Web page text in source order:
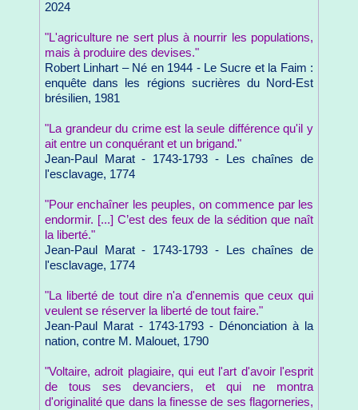
2024
"L'agriculture ne sert plus à nourrir les populations,
mais à produire des devises."
Robert Linhart – Né en 1944 - Le Sucre et la Faim :
enquête dans les régions sucrières du Nord-Est
brésilien, 1981
"La grandeur du crime est la seule différence qu'il y
ait entre un conquérant et un brigand."
Jean-Paul Marat - 1743-1793 - Les chaînes de
l'esclavage, 1774
"Pour enchaîner les peuples, on commence par les
endormir. [...] C’est des feux de la sédition que naît
la liberté."
Jean-Paul Marat - 1743-1793 - Les chaînes de
l'esclavage, 1774
"La liberté de tout dire n'a d'ennemis que ceux qui
veulent se réserver la liberté de tout faire."
Jean-Paul Marat - 1743-1793 - Dénonciation à la
nation, contre M. Malouet‎, 1790
"Voltaire, adroit plagiaire, qui eut l'art d'avoir l'esprit
de tous ses devanciers, et qui ne montra
d'originalité que dans la finesse de ses flagorneries,